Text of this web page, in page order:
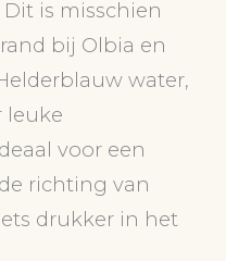
Dit is misschien
bij Olbia en
water,
leuke
voor een
richting van
drukker in het